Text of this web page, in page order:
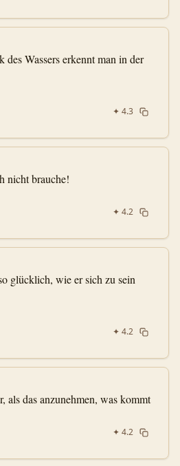
des Wassers erkennt man in der
✦ 4.3
nicht brauche!
✦ 4.2
glücklich, wie er sich zu sein
✦ 4.2
als das anzunehmen, was kommt
✦ 4.2